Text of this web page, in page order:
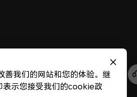
限公司 2020-2026 保留一切权利。
44030002002883
粤ICP备20047157号
我们的网站和您的体验。继
表示您接受我们的cookie政